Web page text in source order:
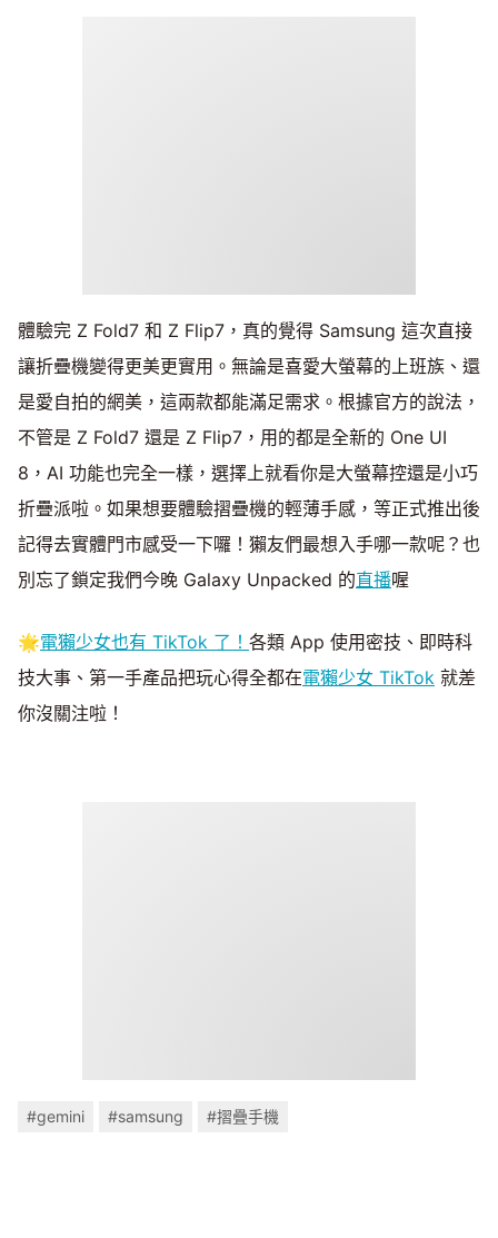
體驗完 Z Fold7 和 Z Flip7，真的覺得 Samsung 這次直接
讓折疊機變得更美更實用。無論是喜愛大螢幕的上班族、還
是愛自拍的網美，這兩款都能滿足需求。根據官方的說法，
不管是 Z Fold7 還是 Z Flip7，用的都是全新的 One UI
8，AI 功能也完全一樣，選擇上就看你是大螢幕控還是小巧
折疊派啦。如果想要體驗摺疊機的輕薄手感，等正式推出後
記得去實體門市感受一下囉！獺友們最想入手哪一款呢？也
別忘了鎖定我們今晚 Galaxy Unpacked 的直播喔
🌟電獺少女也有 TikTok 了！ 各類 App 使用密技、即時科
技大事、第一手產品把玩心得全都在電獺少女 TikTok 就差
你沒關注啦！
#gemini #samsung #摺疊手機